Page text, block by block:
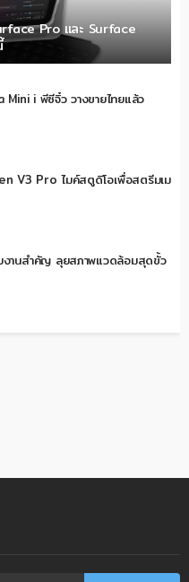
Pro และ Surface
Mini i พีซีจิ๋ว วางขายไทยแล้ว
V3 Pro ไมค์สตูดิโอเพื่อสตรีมเม
งานสำคัญ ลุยสภาพแวดล้อมสุดขั้ว